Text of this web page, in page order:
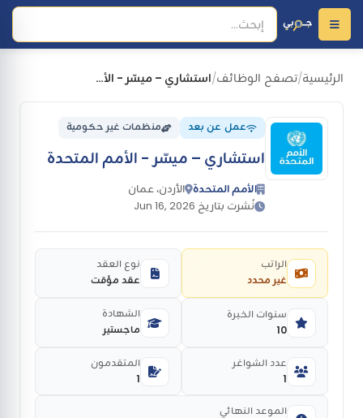
الرئيسية/تصفح الوظائف/ استشاري – ميسّر - الأمم المتحدة
عمل عن بعد منظمات غير حكومية
استشاري – ميسّر - الأمم المتحدة
الأمم المتحدة الأردن، عمان
نُشرت بتاريخ Jun 16, 2026
غير محدد
الراتب
عقد مؤقت
نوع العقد
10
سنوات الخبرة
ماجستير
الشهادة
1
عدد الشواغر
1
المتقدمون
الموعد النهائي